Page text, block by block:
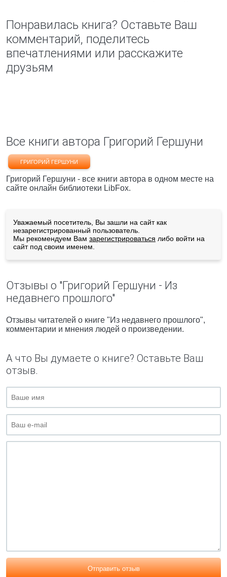
Понравилась книга? Оставьте Ваш
комментарий, поделитесь
впечатлениями или расскажите
друзьям
Все книги автора Григорий Гершуни
ГРИГОРИЙ ГЕРШУНИ
Григорий Гершуни - все книги автора в одном месте на
сайте онлайн библиотеки LibFox.
Уважаемый посетитель, Вы зашли на сайт как
незарегистрированный пользователь.
Мы рекомендуем Вам зарегистрироваться либо войти на
сайт под своим именем.
Отзывы о "Григорий Гершуни - Из
недавнего прошлого"
Отзывы читателей о книге "Из недавнего прошлого",
комментарии и мнения людей о произведении.
А что Вы думаете о книге? Оставьте Ваш
отзыв.
Отправить отзыв